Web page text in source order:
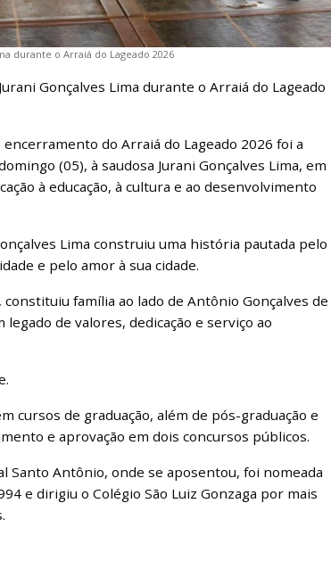
durante o Arraiá do Lageado 2026
Gonçalves Lima durante o Arraiá do Lageado
do Arraiá do Lageado 2026 foi a
(05), à saudosa Jurani Gonçalves Lima, em
à educação, à cultura e ao desenvolvimento
Lima construiu uma história pautada pelo
e pelo amor à sua cidade.
família ao lado de Antônio Gonçalves de
de valores, dedicação e serviço ao
cursos de graduação, além de pós-graduação e
e aprovação em dois concursos públicos.
Santo Antônio, onde se aposentou, foi nomeada
e dirigiu o Colégio São Luiz Gonzaga por mais